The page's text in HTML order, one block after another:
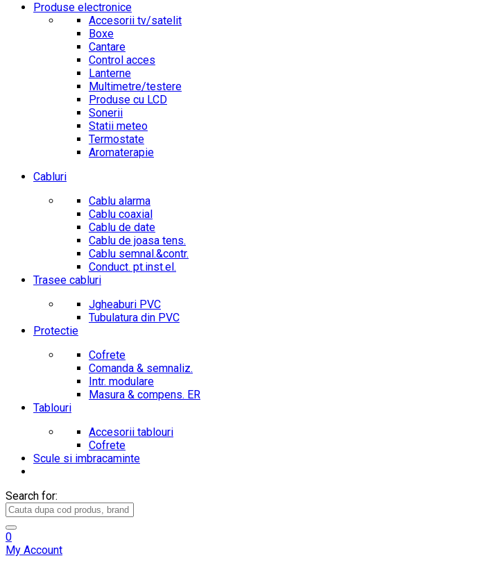
Produse electronice
Accesorii tv/satelit
Boxe
Cantare
Control acces
Lanterne
Multimetre/testere
Produse cu LCD
Sonerii
Statii meteo
Termostate
Aromaterapie
Cabluri
Cablu alarma
Cablu coaxial
Cablu de date
Cablu de joasa tens.
Cablu semnal.&contr.
Conduct. pt.inst.el.
Trasee cabluri
Jgheaburi PVC
Tubulatura din PVC
Protectie
Cofrete
Comanda & semnaliz.
Intr. modulare
Masura & compens. ER
Tablouri
Accesorii tablouri
Cofrete
Scule si imbracaminte
Search for:
0
My Account